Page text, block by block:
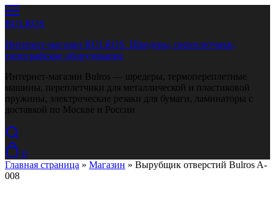
BULROS
Интернет-магазин BULROS. Шредеры, переплетчики,
типографское оборудование
Интернет-магазин Bulros — шредеры, термопереплетные
машины, переплетчики для металлической и пластиковой
пружины, электрические резаки для бумаги, ламинаторы с
доставкой по Москве и России
0
Главная страница » Магазин » Вырубщик отверстий Bulros A-
008